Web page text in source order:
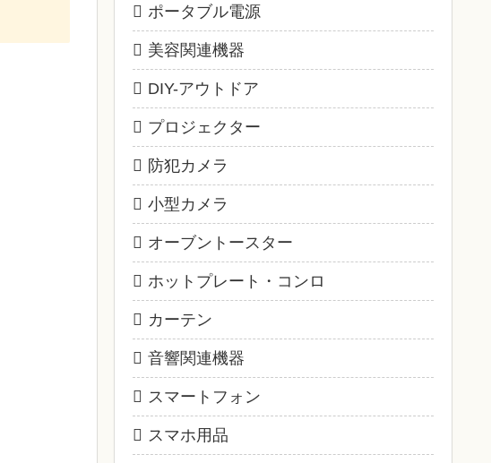
ポータブル電源
美容関連機器
DIY-アウトドア
プロジェクター
防犯カメラ
小型カメラ
オーブントースター
ホットプレート・コンロ
カーテン
音響関連機器
スマートフォン
スマホ用品